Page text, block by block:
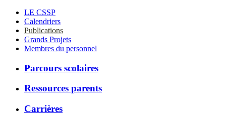
LE CSSP
Calendriers
Publications
Grands Projets
Membres du personnel
Parcours scolaires
Ressources parents
Carrières